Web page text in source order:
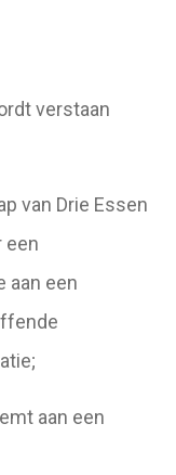
verstaan
van Drie Essen
een
aan een
aan een